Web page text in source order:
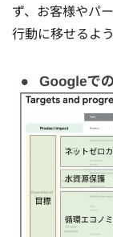
ず、お客様やパ
行動に移せるよ